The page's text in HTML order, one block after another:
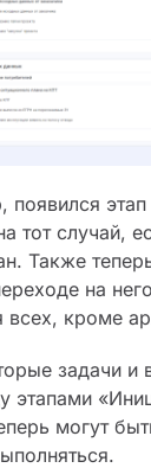
тот случай,
Также
на
всех, кроме
задачи и
этапами
могут